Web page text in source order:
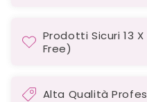
Prodotti Sicuri 13
Free)
Alta Qualità